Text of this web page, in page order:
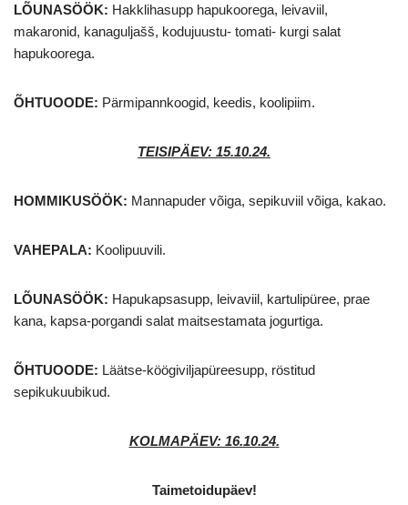
LÕUNASÖÖK: Hakklihasupp hapukoorega, leivaviil,
makaronid, kanaguljašš, kodujuustu- tomati- kurgi salat
hapukoorega.
ÕHTUOODE: Pärmipannkoogid, keedis, koolipiim.
TEISIPÄEV: 15.10.24.
HOMMIKUSÖÖK: Mannapuder võiga, sepikuviil võiga, kakao.
VAHEPALA: Koolipuuvili.
LÕUNASÖÖK: Hapukapsasupp, leivaviil, kartulipüree, prae
kana, kapsa-porgandi salat maitsestamata jogurtiga.
ÕHTUOODE: Läätse-köögiviljapüreesupp, röstitud
sepikukuubikud.
KOLMAPÄEV: 16.10.24.
Taimetoidupäev!